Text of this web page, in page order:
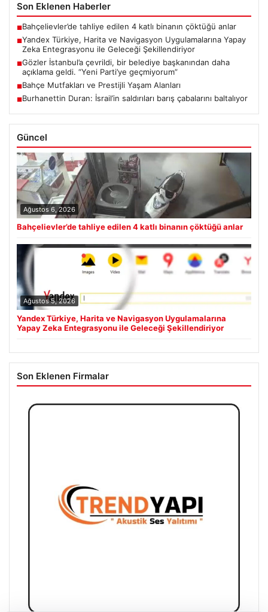
Son Eklenen Haberler
■Bahçelievler’de tahliye edilen 4 katlı binanın çöktüğü anlar
■Yandex Türkiye, Harita ve Navigasyon Uygulamalarına Yapay
Zeka Entegrasyonu ile Geleceği Şekillendiriyor
■Gözler İstanbul’a çevrildi, bir belediye başkanından daha
açıklama geldi. “Yeni Parti’ye geçmiyorum”
■Bahçe Mutfakları ve Prestijli Yaşam Alanları
■Burhanettin Duran: İsrail’in saldırıları barış çabalarını baltalıyor
Güncel
Ağustos 6, 2026
Bahçelievler’de tahliye edilen 4 katlı binanın çöktüğü anlar
Ağustos 5, 2026
Yandex Türkiye, Harita ve Navigasyon Uygulamalarına
Yapay Zeka Entegrasyonu ile Geleceği Şekillendiriyor
Son Eklenen Firmalar